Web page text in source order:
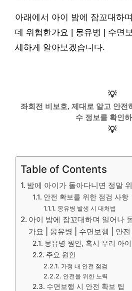
아래에서 아이 밤에 잠꼬대하
데 위험한가요 | 몽유병 | 수면
세하게 알아보겠습니다.
💡
좌회전 비보호, 제대로 알고 안전
수 정보를 확인
💡
Table of Contents
밤에 아이가 돌아다니면 정말
안전 확보를 위한 점검 사항
몽유병 발생 시 대처법
아이 밤에 잠꼬대하며 일어나
가요 | 몽유병 | 수면보행 | 안전
몽유병 원인, 혹시 우리 아
주요 원인
가정 내 안전 점검
안전을 위한 노력
수면보행 시 안전 확보 팁